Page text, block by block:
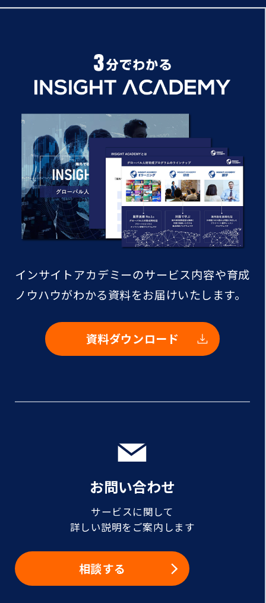
インサイトアカデミーのサービス内容や育成
ノウハウがわかる資料をお届けいたします。
資料ダウンロード
お問い合わせ
サービスに関して
詳しい説明をご案内します
相談する